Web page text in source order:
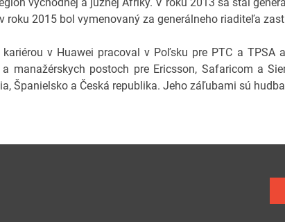
roku 2015 bol vymenovaný za generálneho riaditeľa
kariérou v Huawei pracoval v Poľsku pre PTC a TPSA
manažérskych postoch pre Ericsson, Safaricom a
Španielsko a Česká republika. Jeho záľubami sú